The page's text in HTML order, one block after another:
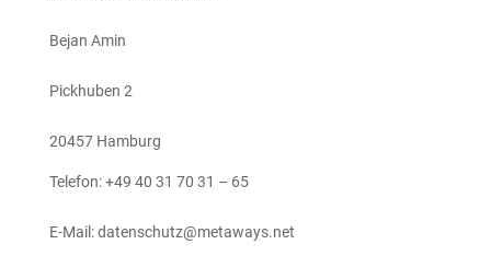
Bejan Amin
Pickhuben 2
20457 Hamburg
Telefon: +49 40 31 70 31 – 65
E-Mail: datenschutz@metaways.net